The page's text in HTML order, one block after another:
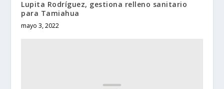
Lupita Rodríguez, gestiona relleno sanitario
para Tamiahua
mayo 3, 2022